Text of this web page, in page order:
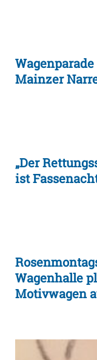
Mainzer
„Der
ist
Wagenhalle
Motivwagen